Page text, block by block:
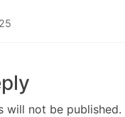
will not be published.